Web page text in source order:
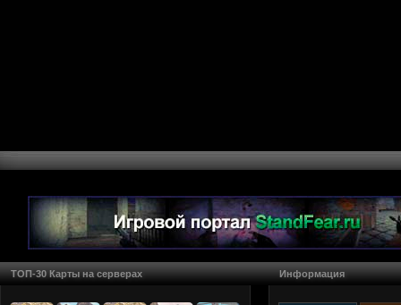
ТОП-30 Карты на серверах Информация